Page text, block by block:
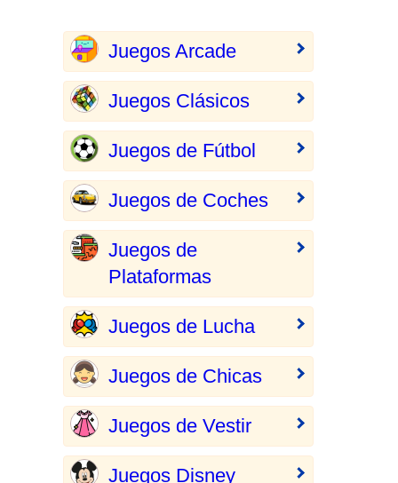
Juegos Arcade
Juegos Clásicos
Juegos de Fútbol
Juegos de Coches
Juegos de
Plataformas
Juegos de Lucha
Juegos de Chicas
Juegos de Vestir
Juegos Disney